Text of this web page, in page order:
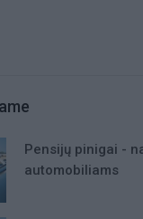
Pensijų pinigai -
automobiliams